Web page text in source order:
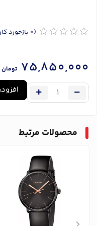
(0 بازخورد
75,850,000 تومان
محصولات مرتبط